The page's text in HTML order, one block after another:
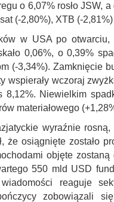
o 6,07% rosło JSW,
(-2,80%), XTB (-
w USA po
0,06%, o 0,39%
(-3,34%). Zamknięcie
wspierały wczoraj
8,12%. Niewielkim
materiałowego
wyraźnie
że osiągnięte zostało
objęte
550 mld USD
reaguje
zobowiązali